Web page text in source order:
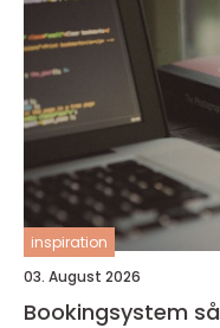
inspiration
03. August 2026
Bookingsystem sådan får du styr på